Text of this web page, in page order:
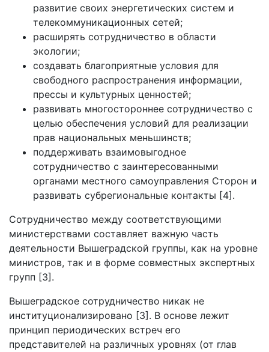
развитие своих энергетических систем и
телекоммуникационных сетей;
расширять сотрудничество в области
экологии;
создавать благоприятные условия для
свободного распространения информации,
прессы и культурных ценностей;
развивать многостороннее сотрудничество с
целью обеспечения условий для реализации
прав национальных меньшинств;
поддерживать взаимовыгодное
сотрудничество с заинтересованными
органами местного самоуправления Сторон и
развивать субрегиональные контакты [4].
Сотрудничество между соответствующими
министерствами составляет важную часть
деятельности Вышеградской группы, как на уровне
министров, так и в форме совместных экспертных
групп [3].
Вышеградское сотрудничество никак не
институционализировано [3]. В основе лежит
принцип периодических встреч его
представителей на различных уровнях (от глав